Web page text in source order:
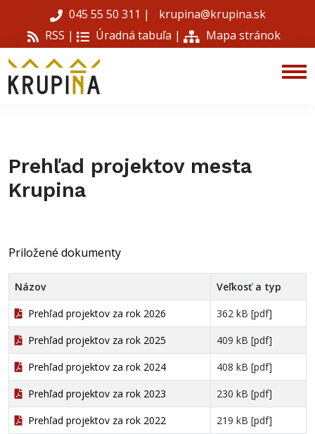
045 55 50 311 |
krupina@krupina.sk
RSS |
Úradná tabuľa | Mapa stránok
Prehľad projektov mesta
Krupina
Priložené dokumenty
Názov
Veľkosť a typ
Prehľad projektov za rok 2026
362 kB [pdf]
Prehľad projektov za rok 2025
409 kB [pdf]
Prehľad projektov za rok 2024
408 kB [pdf]
Prehľad projektov za rok 2023
230 kB [pdf]
Prehľad projektov za rok 2022
219 kB [pdf]